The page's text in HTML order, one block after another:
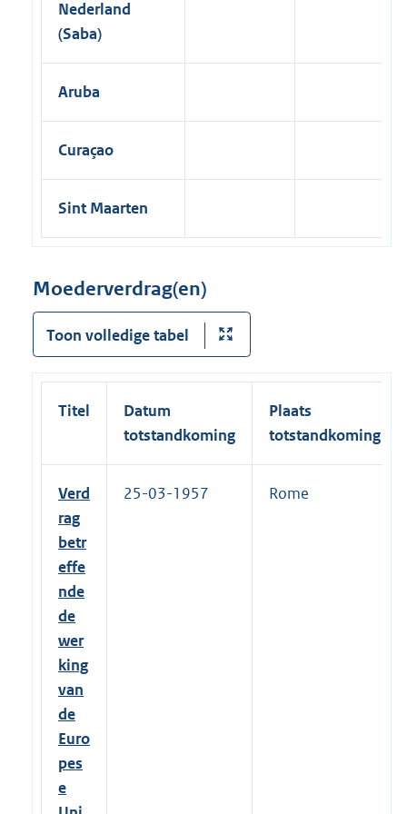
Nederland
(Saba)
Aruba
Curaçao
Sint Maarten
Moederverdrag(en)
Toon volledige tabel
Titel
Datum
totstandkoming
Plaats
totstandkoming
Verd
rag
betr
effe
nde
de
wer
king
van
de
Euro
pes
e
25-03-1957 Rome